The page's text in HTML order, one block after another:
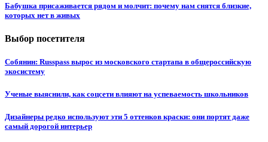
Бабушка присаживается рядом и молчит: почему нам снятся близкие,
которых нет в живых
Выбор посетителя
Собянин: Russpass вырос из московского стартапа в общероссийскую
экосистему
Ученые выяснили, как соцсети влияют на успеваемость школьников
Дизайнеры редко используют эти 5 оттенков краски: они портят даже
самый дорогой интерьер